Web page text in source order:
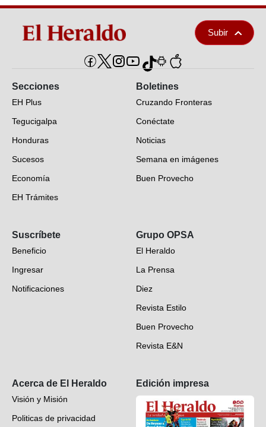
Subir
Secciones
EH Plus
Tegucigalpa
Honduras
Sucesos
Economía
EH Trámites
EH Verifica
Fotogalerías
Deportes
Videos
Boletines
Cruzando Fronteras
Conéctate
Noticias
Semana en imágenes
Buen Provecho
Suscríbete
Beneficio
Ingresar
Notificaciones
Grupo OPSA
El Heraldo
La Prensa
Diez
Revista Estilo
Buen Provecho
Revista E&N
Acerca de El Heraldo
Visión y Misión
Politicas de privacidad
Edición impresa